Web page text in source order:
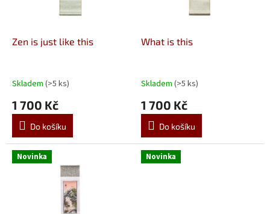
Zen is just like this
Skladem (>5 ks)
1 700 Kč
Do košíku
What is this
Skladem (>5 ks)
1 700 Kč
Do košíku
Novinka Novinka